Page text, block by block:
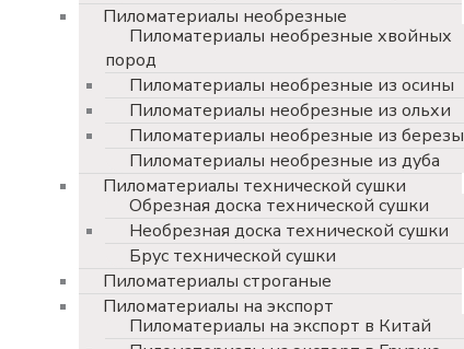
Пиломатериалы необрезные
Пиломатериалы необрезные хвойных
пород
Пиломатериалы необрезные из осины
Пиломатериалы необрезные из ольхи
Пиломатериалы необрезные из березы
Пиломатериалы необрезные из дуба
Пиломатериалы технической сушки
Обрезная доска технической сушки
Необрезная доска технической сушки
Брус технической сушки
Пиломатериалы строганые
Пиломатериалы на экспорт
Пиломатериалы на экспорт в Китай